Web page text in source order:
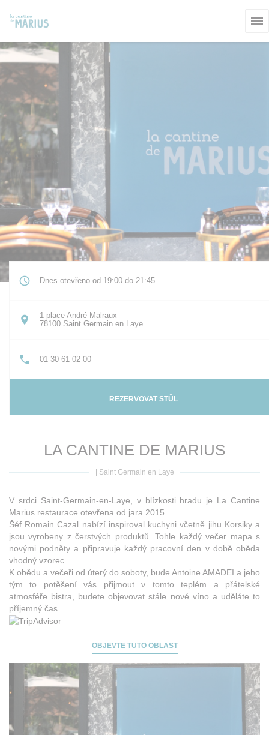
Dnes otevřeno od 19:00 do 21:45
1 place André Malraux
78100 Saint Germain en Laye((otevře se v novém okně))
01 30 61 02 00
REZERVOVAT STŮL
LA CANTINE DE MARIUS
Saint Germain en Laye
V srdci Saint-Germain-en-Laye, v blízkosti hradu je La Cantine
Marius restaurace otevřena od jara 2015.
Šéf Romain Cazal nabízí inspiroval kuchyni včetně jihu Korsiky a
jsou vyrobeny z čerstvých produktů. Tohle každý večer mapa s
novými podněty a připravuje každý pracovní den v době oběda
vhodný vzorec.
K obědu a večeři od úterý do soboty, bude Antoine AMADEI a jeho
tým to potěšení vás přijmout v tomto teplém a přátelské
atmosféře bistra, budete objevovat stále nové víno a uděláte to
příjemný čas.
OBJEVTE TUTO OBLAST